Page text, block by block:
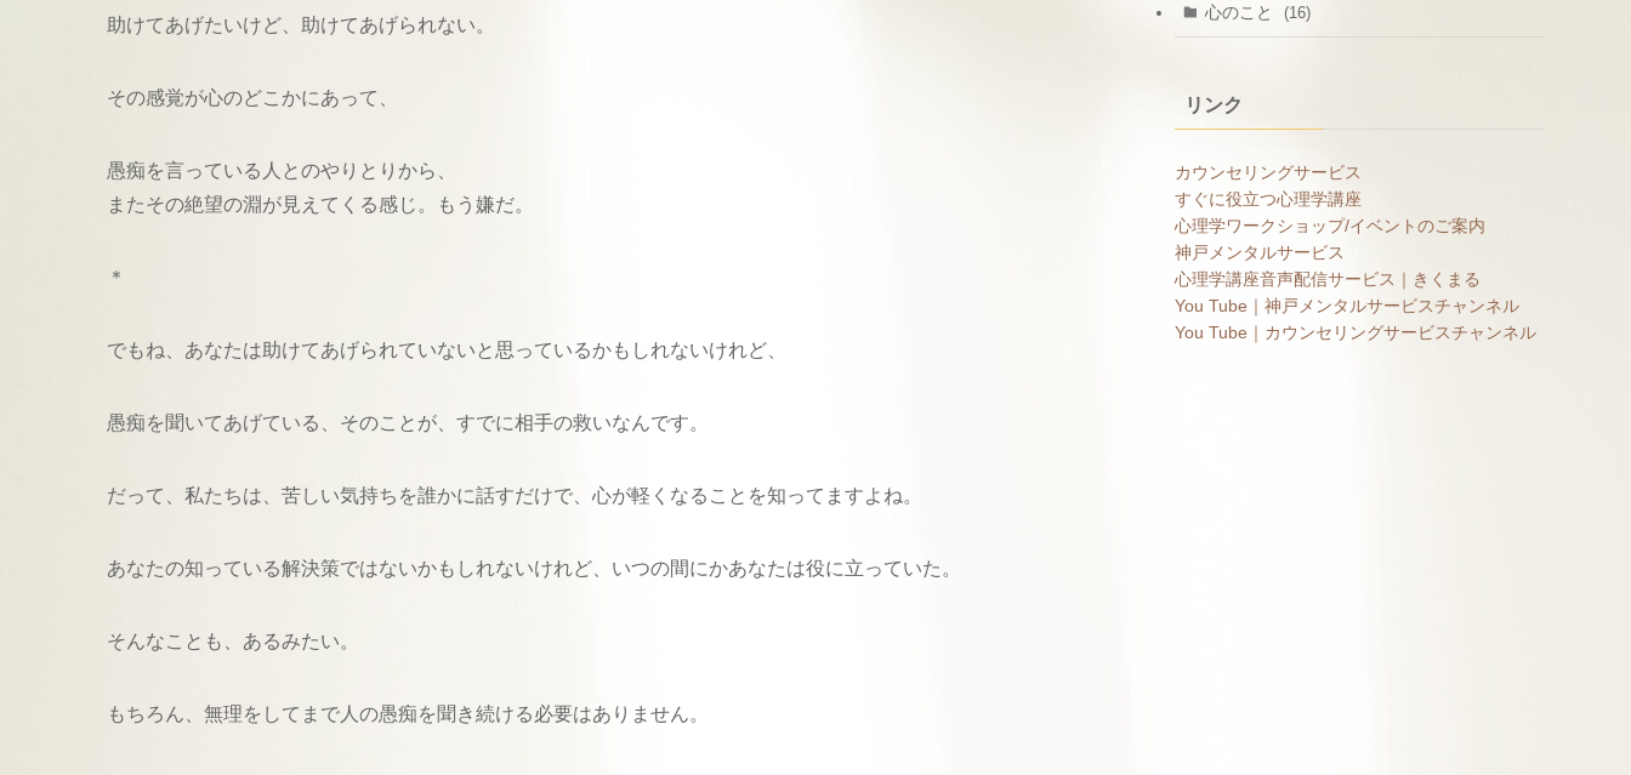
助けてあげたいけど、助けてあげられない。
その感覚が心のどこかにあって、
愚痴を言っている人とのやりとりから、
またその絶望の淵が見えてくる感じ。もう嫌だ。
＊
でもね、あなたは助けてあげられていないと思っているかもしれないけれど、
愚痴を聞いてあげている、そのことが、すでに相手の救いなんです。
だって、私たちは、苦しい気持ちを誰かに話すだけで、心が軽くなることを知ってますよね。
あなたの知っている解決策ではないかもしれないけれど、いつの間にかあなたは役に立っていた。
そんなことも、あるみたい。
もちろん、無理をしてまで人の愚痴を聞き続ける必要はありません。
心のこと (16)
リンク
カウンセリングサービス
すぐに役立つ心理学講座
心理学ワークショップ/イベントのご案内
神戸メンタルサービス
心理学講座音声配信サービス｜きくまる
You Tube｜神戸メンタルサービスチャンネル
You Tube｜カウンセリングサービスチャンネル